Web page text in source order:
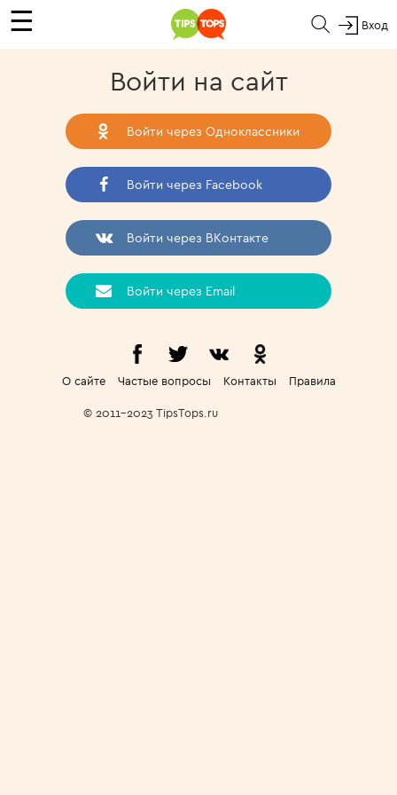
☰ Вход
Войти на сайт
Войти через Одноклассники
Войти через Facebook
Войти через ВКонтакте
Войти через Email
О сайте Частые вопросы Контакты Правила
© 2011-2023 TipsTops.ru